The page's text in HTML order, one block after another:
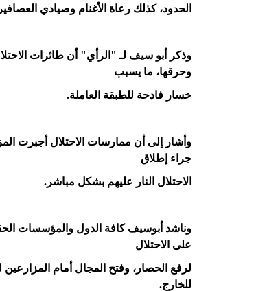
الحدود، كذلك رعاة الأغنام وصيادي
وذكر أبو سيف لـ "الرأي" أن طائرات
وحرقها، ما يسبب
خسار فادحة للطبقة العاملة.
وأشار إلى أن ممارسات الاحتلال أجبرت
جراء إطلاق
الاحتلال النار عليهم بشكل مباشر.
وناشد أبوسيف كافة الدول والمؤسسات
على الاحتلال
لرفع الحصار، وفتح المجال أمام
للخارج.